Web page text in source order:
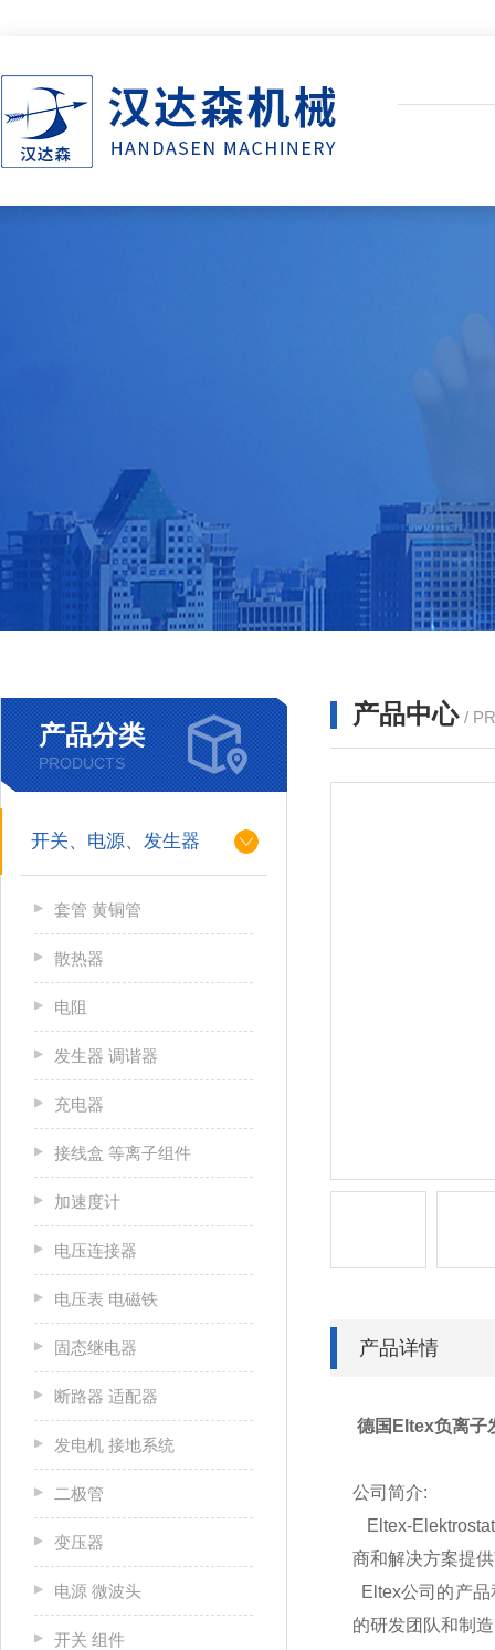
产品分类
PRODUCTS
开关、电源、发生器
套管 黄铜管
散热器
电阻
发生器 调谐器
充电器
接线盒 等离子组件
加速度计
电压连接器
电压表 电磁铁
固态继电器
断路器 适配器
发电机 接地系统
二极管
变压器
电源 微波头
开关 组件
产品中心 /
产品详情
德国Eltex负离子
公司简介:
Eltex-
商和解决方案提
Eltex公司的产
的研发团队和制